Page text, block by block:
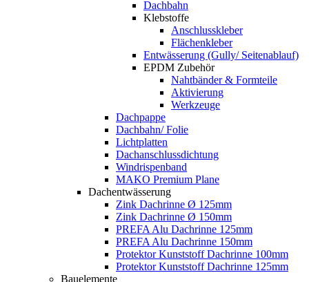
Dachbahn
Klebstoffe
Anschlusskleber
Flächenkleber
Entwässerung (Gully/ Seitenablauf)
EPDM Zubehör
Nahtbänder & Formteile
Aktivierung
Werkzeuge
Dachpappe
Dachbahn/ Folie
Lichtplatten
Dachanschlussdichtung
Windrispenband
MAKO Premium Plane
Dachentwässerung
Zink Dachrinne Ø 125mm
Zink Dachrinne Ø 150mm
PREFA Alu Dachrinne 125mm
PREFA Alu Dachrinne 150mm
Protektor Kunststoff Dachrinne 100mm
Protektor Kunststoff Dachrinne 125mm
Bauelemente